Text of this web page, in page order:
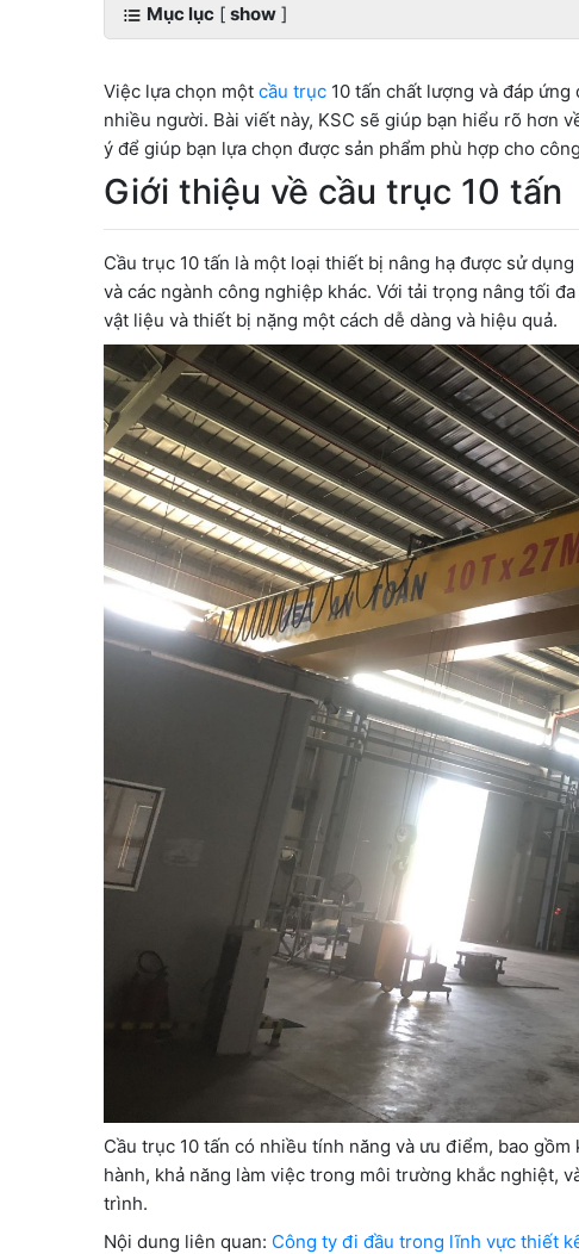
Mục lục [ show ]
Việc lựa chọn một cầu trục 10 tấn chất lượng và đáp
nhiều người. Bài viết này, KSC sẽ giúp bạn hiểu rõ hơn
ý để giúp bạn lựa chọn được sản phẩm phù hợp cho
Giới thiệu về cầu trục 10 tấn
Cầu trục 10 tấn là một loại thiết bị nâng hạ được sử
và các ngành công nghiệp khác. Với tải trọng nâng tối
vật liệu và thiết bị nặng một cách dễ dàng và hiệu quả.
Cầu trục 10 tấn có nhiều tính năng và ưu điểm, bao
hành, khả năng làm việc trong môi trường khắc nghiệt,
trình.
Nội dung liên quan: Công ty đi đầu trong lĩnh vực thiết